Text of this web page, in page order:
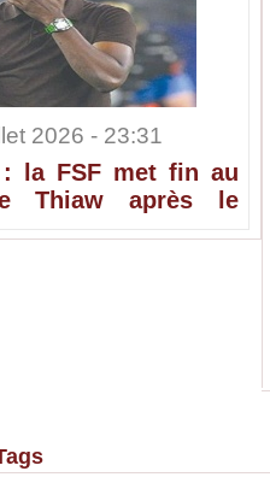
2026 - 23:31
: la FSF met fin au
Thiaw après le